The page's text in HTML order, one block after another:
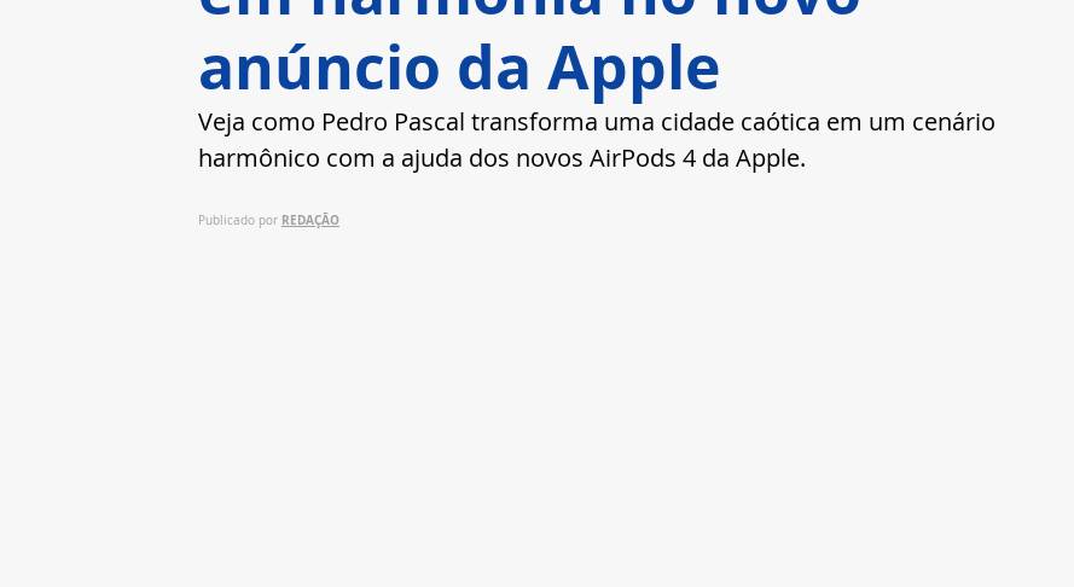
anúncio da Apple
Veja como Pedro Pascal transforma uma cidade caótica em um cenário
harmônico com a ajuda dos novos AirPods 4 da Apple.
Publicado por REDAÇÃO